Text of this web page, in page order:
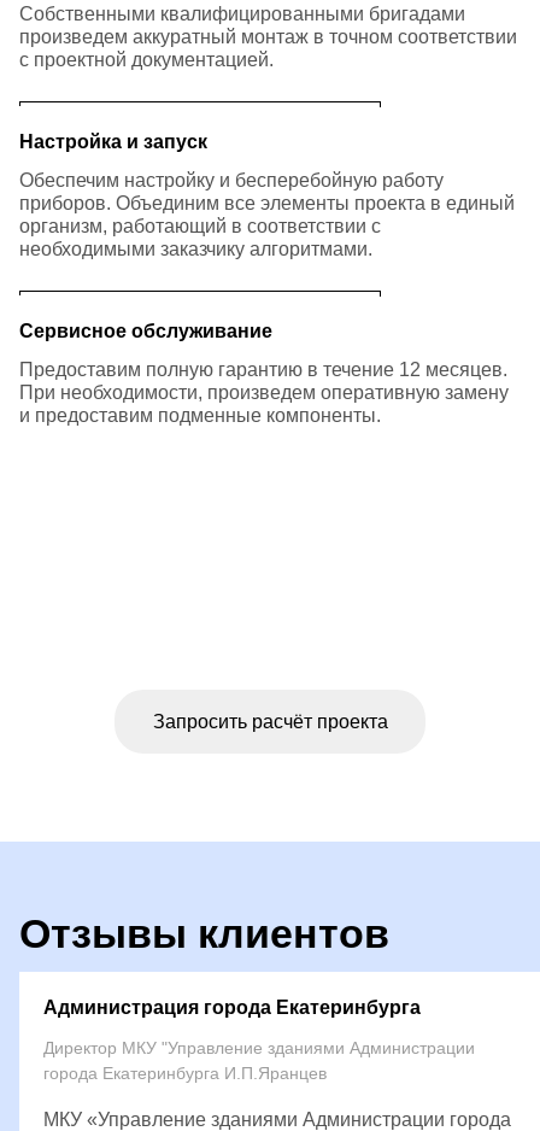
Собственными квалифицированными бригадами
произведем аккуратный монтаж в точном соответствии
с проектной документацией.
Настройка и запуск
Обеспечим настройку и бесперебойную работу
приборов. Объединим все элементы проекта в единый
организм, работающий в соответствии с
необходимыми заказчику алгоритмами.
Сервисное обслуживание
Предоставим полную гарантию в течение 12 месяцев.
При необходимости, произведем оперативную замену
и предоставим подменные компоненты.
Запросить расчёт проекта
Отзывы клиентов
Администрация города Екатеринбурга
Директор МКУ "Управление зданиями Администрации
города Екатеринбурга И.П.Яранцев
МКУ «Управление зданиями Администрации города